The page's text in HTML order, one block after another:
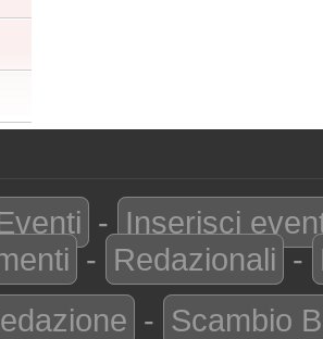
- Inserisci
- Redazionali -
- Scambio